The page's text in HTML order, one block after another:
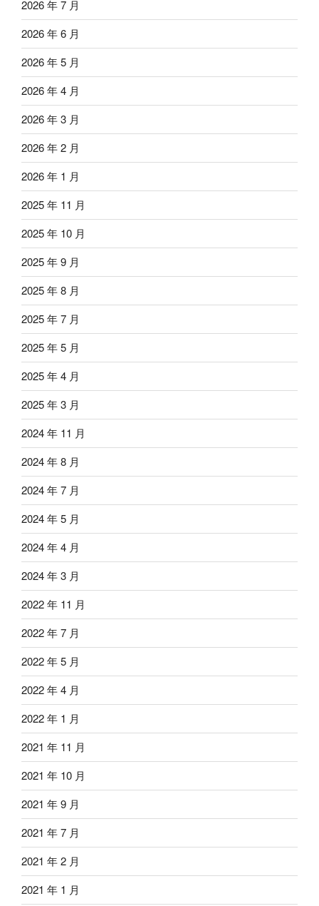
2026 年 7 月
2026 年 6 月
2026 年 5 月
2026 年 4 月
2026 年 3 月
2026 年 2 月
2026 年 1 月
2025 年 11 月
2025 年 10 月
2025 年 9 月
2025 年 8 月
2025 年 7 月
2025 年 5 月
2025 年 4 月
2025 年 3 月
2024 年 11 月
2024 年 8 月
2024 年 7 月
2024 年 5 月
2024 年 4 月
2024 年 3 月
2022 年 11 月
2022 年 7 月
2022 年 5 月
2022 年 4 月
2022 年 1 月
2021 年 11 月
2021 年 10 月
2021 年 9 月
2021 年 7 月
2021 年 2 月
2021 年 1 月